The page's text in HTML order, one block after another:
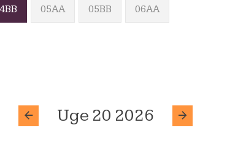
05AA 05BB 06AA
Uge 20 2026